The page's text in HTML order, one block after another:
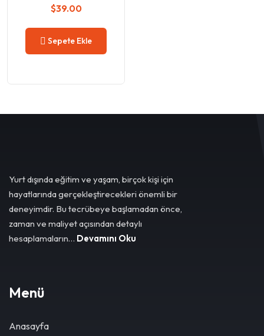
$39.00
Sepete Ekle
Yurt dışında eğitim ve yaşam, birçok kişi için
hayatlarında gerçekleştirecekleri önemli bir
deneyimdir. Bu tecrübeye başlamadan önce,
zaman ve maliyet açısından detaylı
hesaplamaların… Devamını Oku
Menü
Anasayfa